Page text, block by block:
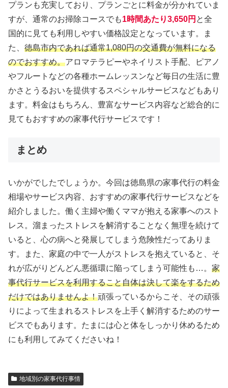
プランも充実しており、プランごとに料金が分かれていま
すが、通常のお掃除コースでも1時間あたり3,650円 と全
国的に見ても利用しやすい価格設定となっています。ま
た、 徳島市内であれば通常1,080円の交通費が無料になる
のでおすすめ。アロマテラピーやネイリスト手配、ピアノ
やフルートなどの各種ホームレッスンなど毎日の生活に豊
かさとうるおいを提供するスペシャルサービスなどもあり
ます。料金はもちろん、豊富なサービス内容など総合的に
見てもおすすめの家事代行サービスです！
まとめ
いかがでしたでしょうか。今回は徳島県の家事代行の料金
相場やサービス内容、おすすめの家事代行サービスなどを
紹介しました。働く主婦や働くママが抱える家事へのスト
レス。溜まったストレスを解消することなく無理を続けて
いると、心の病へと発展してしまう危険性だってありま
す。また、家庭の中で一人がストレスを抱えていると、そ
れが広がりどんどん悪循環に陥ってしまう可能性も…。 家
事代行サービスを利用すること自体は決して楽をするため
だけではありませんよ！頑張っているからこそ、その頑張
りによって生まれるストレスを上手く解消するためのサー
ビスでもあります。たまには心と体をしっかり休めるため
にも利用してみてくださいね！
地域別の家事代行事情